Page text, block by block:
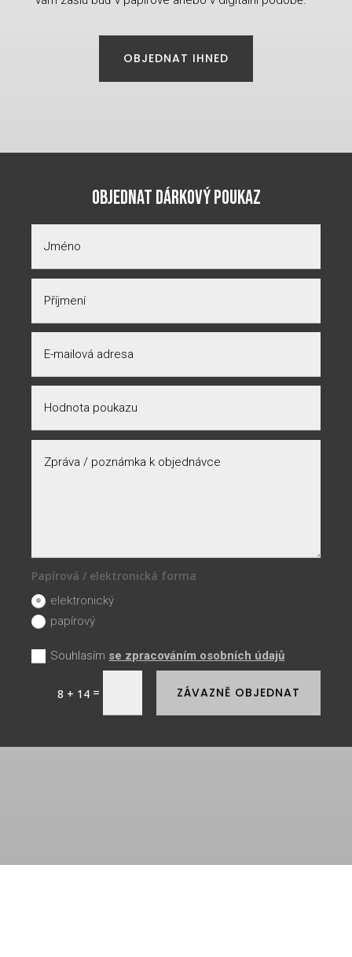
OBJEDNAT IHNED
OBJEDNAT DÁRKOVÝ POUKAZ
Papírová / elektronická forma
elektronický
papírový
Souhlasím se zpracováním osobních údajů
8 + 14 = ZÁVAZNĚ OBJEDNAT